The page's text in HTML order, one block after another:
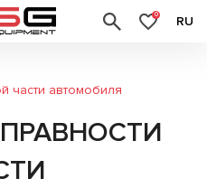
0 RU
части автомобиля